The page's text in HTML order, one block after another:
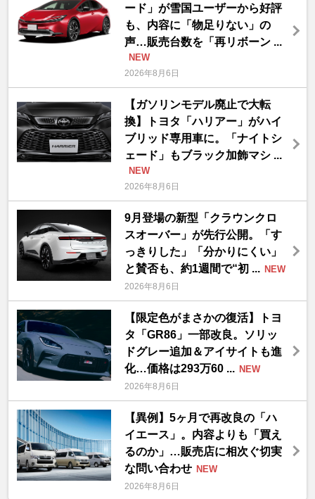
ード」が雪国ユーザーから好評
も、内容に「物足りない」の
声…販売台数を「再リボーン ...
NEW
2026年8月6日
【ガソリンモデル廃止で大転
換】トヨタ「ハリアー」がハイ
ブリッド専用車に。「ナイトシ
ェード」もブラック加飾マシ ...
NEW
2026年8月6日
9月登場の新型「クラウンクロ
スオーバー」が先行公開。「す
っきりした」「分かりにくい」
と賛否も、約1週間で“初 ... NEW
2026年8月6日
【限定色がまさかの復活】トヨ
タ「GR86」一部改良。ソリッ
ドグレー追加＆アイサイトも進
化…価格は293万60 ... NEW
2026年8月6日
【異例】5ヶ月で再改良の「ハ
イエース」。内容よりも「買え
るのか」…販売店に相次ぐ切実
な問い合わせ NEW
2026年8月6日